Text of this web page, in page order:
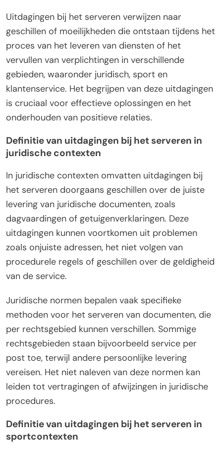
Uitdagingen bij het serveren verwijzen naar
geschillen of moeilijkheden die ontstaan tijdens het
proces van het leveren van diensten of het
vervullen van verplichtingen in verschillende
gebieden, waaronder juridisch, sport en
klantenservice. Het begrijpen van deze uitdagingen
is cruciaal voor effectieve oplossingen en het
onderhouden van positieve relaties.
Definitie van uitdagingen bij het serveren in
juridische contexten
In juridische contexten omvatten uitdagingen bij
het serveren doorgaans geschillen over de juiste
levering van juridische documenten, zoals
dagvaardingen of getuigenverklaringen. Deze
uitdagingen kunnen voortkomen uit problemen
zoals onjuiste adressen, het niet volgen van
procedurele regels of geschillen over de geldigheid
van de service.
Juridische normen bepalen vaak specifieke
methoden voor het serveren van documenten, die
per rechtsgebied kunnen verschillen. Sommige
rechtsgebieden staan bijvoorbeeld service per
post toe, terwijl andere persoonlijke levering
vereisen. Het niet naleven van deze normen kan
leiden tot vertragingen of afwijzingen in juridische
procedures.
Definitie van uitdagingen bij het serveren in
sportcontexten